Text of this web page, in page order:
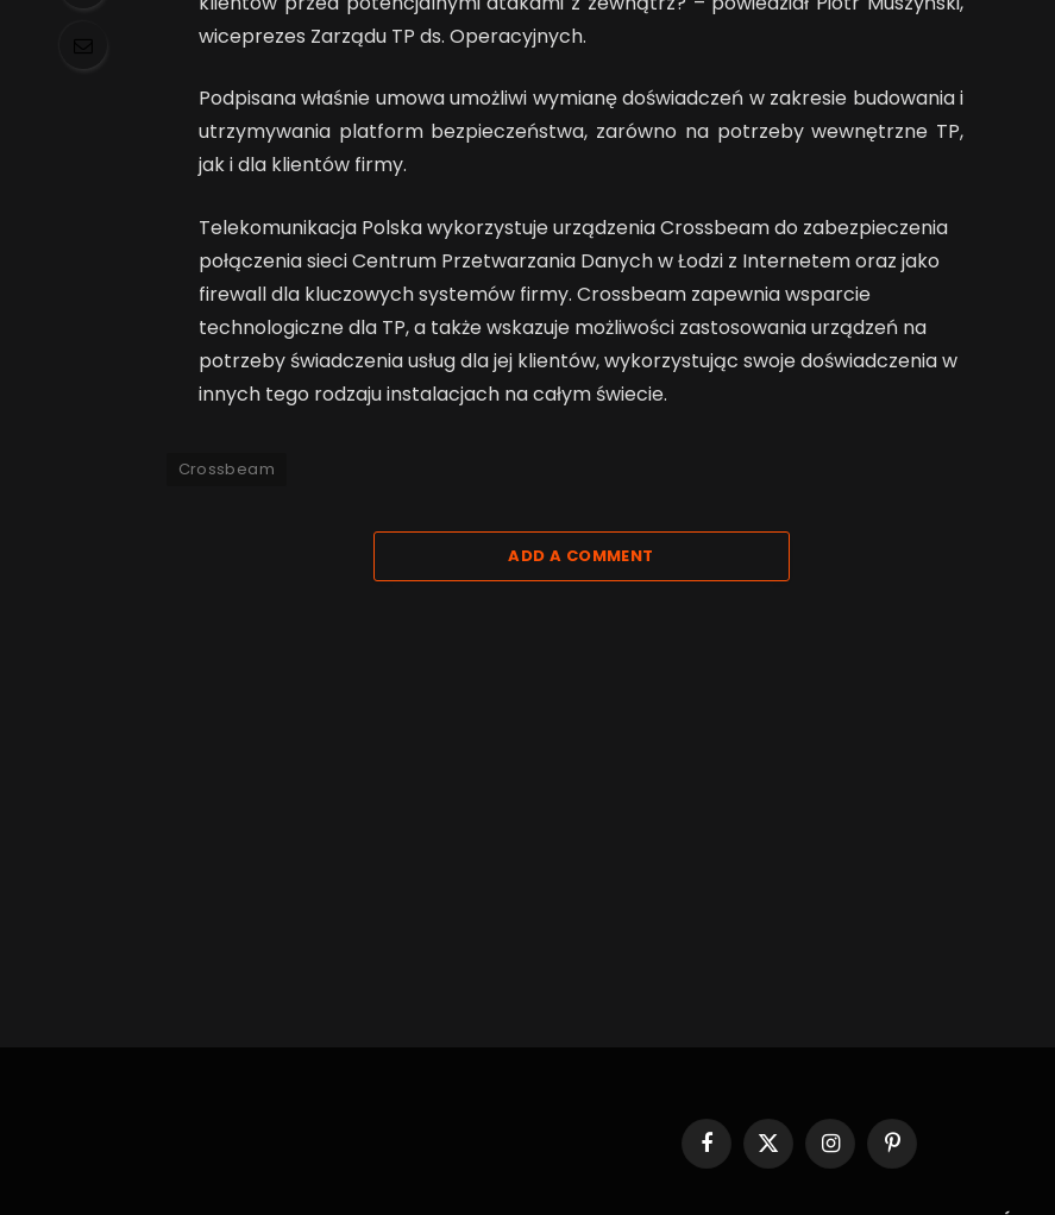
wiceprezes Zarządu TP ds. Operacyjnych.
Podpisana właśnie umowa umożliwi wymianę doświadczeń w zakresie budowania i
utrzymywania platform bezpieczeństwa, zarówno na potrzeby wewnętrzne TP,
jak i dla klientów firmy.
Telekomunikacja Polska wykorzystuje urządzenia Crossbeam do zabezpieczenia
połączenia sieci Centrum Przetwarzania Danych w Łodzi z Internetem oraz jako
firewall dla kluczowych systemów firmy. Crossbeam zapewnia wsparcie
technologiczne dla TP, a także wskazuje możliwości zastosowania urządzeń na
potrzeby świadczenia usług dla jej klientów, wykorzystując swoje doświadczenia w
innych tego rodzaju instalacjach na całym świecie.
Crossbeam
ADD A COMMENT
Facebook
X
(Twitter)
InstagramPinterest